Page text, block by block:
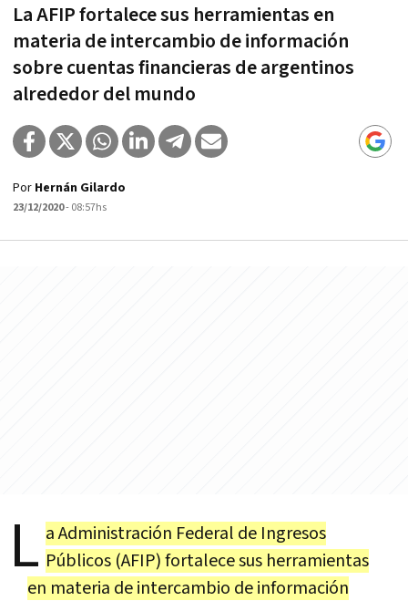
La AFIP fortalece sus herramientas en
materia de intercambio de información
sobre cuentas financieras de argentinos
alrededor del mundo
Por Hernán Gilardo
23/12/2020- 08:57hs
L a Administración Federal de Ingresos
Públicos (AFIP) fortalece sus herramientas
en materia de intercambio de información